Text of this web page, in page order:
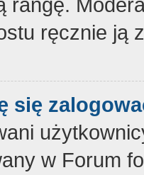
ręcznie ją
się
w Forum